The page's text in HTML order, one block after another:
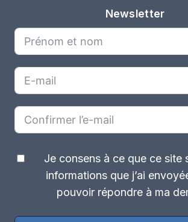
Newsletter
Je consens à ce que ce site
informations que j’ai
pouvoir répondre à ma